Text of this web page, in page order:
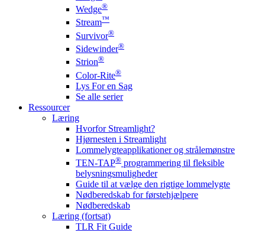
Wedge®
Stream™
Survivor®
Sidewinder®
Strion®
Color-Rite®
Lys For en Sag
Se alle serier
Ressourcer
Læring
Hvorfor Streamlight?
Hjørnesten i Streamlight
Lommelygteapplikationer og strålemønstre
TEN-TAP® programmering til fleksible
belysningsmuligheder
Guide til at vælge den rigtige lommelygte
Nødberedskab for førstehjælpere
Nødberedskab
Læring (fortsat)
TLR Fit Guide